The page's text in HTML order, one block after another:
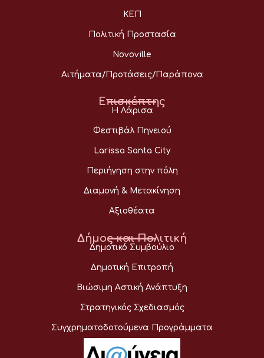
ΚΕΠ
Πολιτική Προστασία
Novoville
Αιτήματα/Προτάσεις/Παράπονα
Επισκέπτης
Η Λάρισα
Φεστιβάλ Πηνειού
Larissa Santa City
Περιήγηση στην πόλη
Διαμονή & Μετακίνηση
Αξιοθέατα
Δήμος και Πολιτική
Δημοτικό Συμβούλιο
Δημοτική Επιτροπή
Βιώσιμη Αστική Ανάπτυξη
Στρατηγικός Σχεδιασμός
Συγχρηματοδοτούμενα Προγράμματα